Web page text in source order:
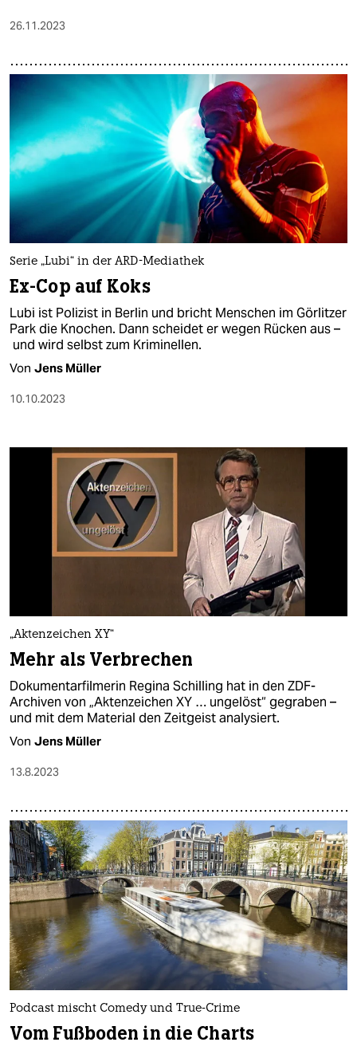
26.11.2023
Serie „Lubi“ in der ARD-Mediathek
Ex-Cop auf Koks
Lubi ist Polizist in Berlin und bricht Menschen im Görlitzer
Park die Knochen. Dann scheidet er wegen Rücken aus –
und wird selbst zum Kriminellen.
Von Jens Müller
10.10.2023
„Aktenzeichen XY“
Mehr als Verbrechen
Dokumentarfilmerin Regina Schilling hat in den ZDF-
Archiven von „Aktenzeichen XY … ungelöst“ gegraben –
und mit dem Material den Zeitgeist analysiert.
Von Jens Müller
13.8.2023
Podcast mischt Comedy und True-Crime
Vom Fußboden in die Charts